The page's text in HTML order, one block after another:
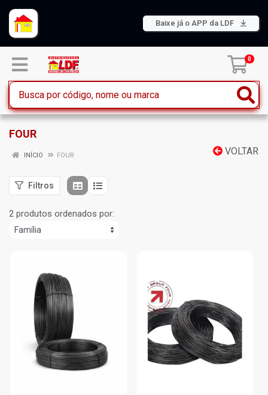
Baixe já o APP da LDF
0
FOUR
VOLTAR
INÍCIO FOUR
Filtros
2 produtos ordenados por: